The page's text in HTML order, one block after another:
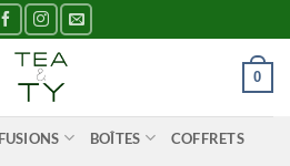
0
BOÎTES COFFRETS